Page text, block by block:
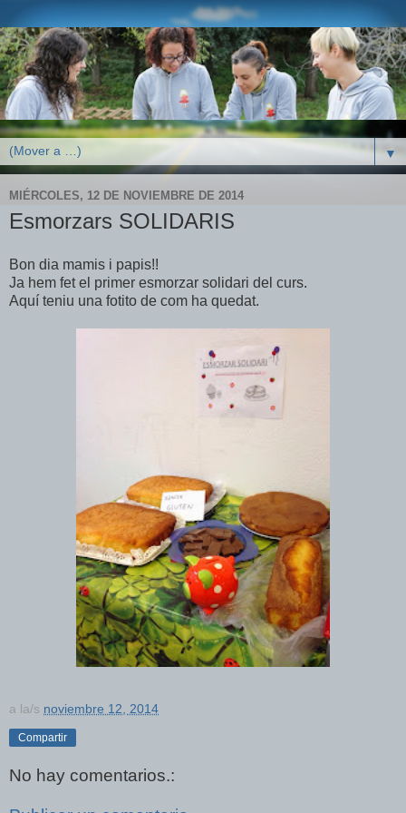
▼
MIÉRCOLES, 12 DE NOVIEMBRE DE 2014
Esmorzars SOLIDARIS
Bon dia mamis i papis!!
Ja hem fet el primer esmorzar solidari del curs.
Aquí teniu una fotito de com ha quedat.
a la/s noviembre 12, 2014
Compartir
No hay comentarios.: